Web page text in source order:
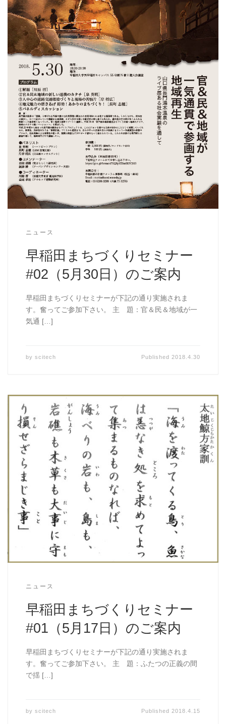
ニュース
早稲田まちづくりセミナー
#02（5月30日）のご案内
早稲田まちづくりセミナーが下記の通り実施されま
す。奮ってご参加下さい。 主 題：官＆民＆地域が一
気通 […]
by scitech Published 2018.4.30
ニュース
早稲田まちづくりセミナー
#01（5月17日）のご案内
早稲田まちづくりセミナーが下記の通り実施されま
す。奮ってご参加下さい。 主 題：ふたつの正義の間
で揺 […]
by scitech Published 2018.4.15